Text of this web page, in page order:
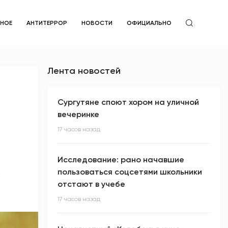
АНТИТЕРРОР НОВОСТИ ОФИЦИАЛЬНО
Лента новостей
Сургутяне споют хором на уличной
вечеринке
17 часов назад
Исследование: рано начавшие
пользоваться соцсетями школьники
отстают в учебе
17 часов назад